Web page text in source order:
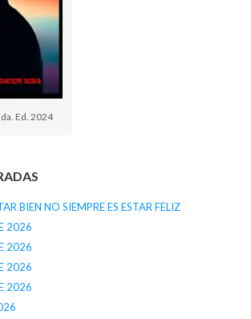
Ed. 2024
BIEN NO SIEMPRE ES ESTAR FELIZ
2026
2026
2026
2026